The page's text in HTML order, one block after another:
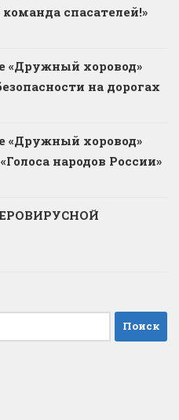
спасателей!»
«Дружный хоровод»
на дорогах
«Дружный хоровод»
народов России»